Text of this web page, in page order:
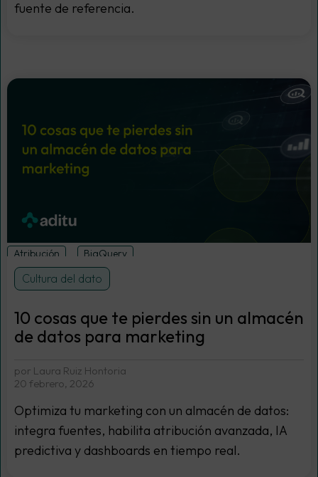
fuente de referencia.
Atribución BigQuery
Cultura del dato
10 cosas que te pierdes sin un almacén
de datos para marketing
por Laura Ruiz Hontoria
20 febrero, 2026
Optimiza tu marketing con un almacén de datos:
integra fuentes, habilita atribución avanzada, IA
predictiva y dashboards en tiempo real.